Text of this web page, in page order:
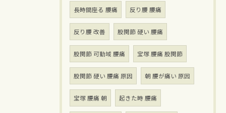
長時間座る 腰痛 反り腰 腰痛
反り腰 改善 股関節 硬い 腰痛
股関節 可動域 腰痛 宝塚 腰痛 股関節
股関節 硬い 腰痛 原因 朝 腰が痛い 原因
宝塚 腰痛 朝 起きた時 腰痛